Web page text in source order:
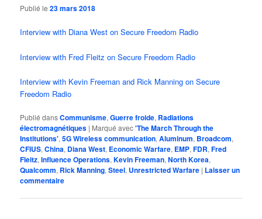
Publié le23 mars 2018
Interview with Diana West on Secure Freedom Radio
Interview with Fred Fleitz on Secure Freedom Radio
Interview with Kevin Freeman and Rick Manning on Secure
Freedom Radio
Publié dansCommunisme,Guerre froide, Radiations
électromagnétiques | Marqué avec'The March Through the
Institutions',5G Wireless communication,Aluminum, Broadcom,
CFIUS,China, Diana West, Economic Warfare, EMP,FDR,Fred
Fleitz,Influence Operations,Kevin Freeman,North Korea,
Qualcomm, Rick Manning,Steel, Unrestricted Warfare | Laisser un
commentaire